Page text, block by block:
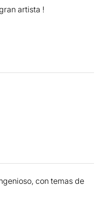
artista !
con temas de